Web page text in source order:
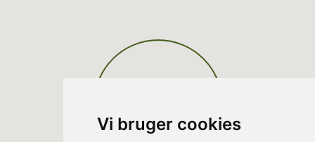
Vi bruger cookies